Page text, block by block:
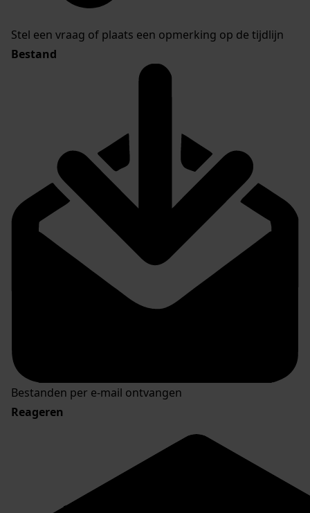
Stel een vraag of plaats een opmerking op de tijdlijn
Bestand
Bestanden per e-mail ontvangen
Reageren